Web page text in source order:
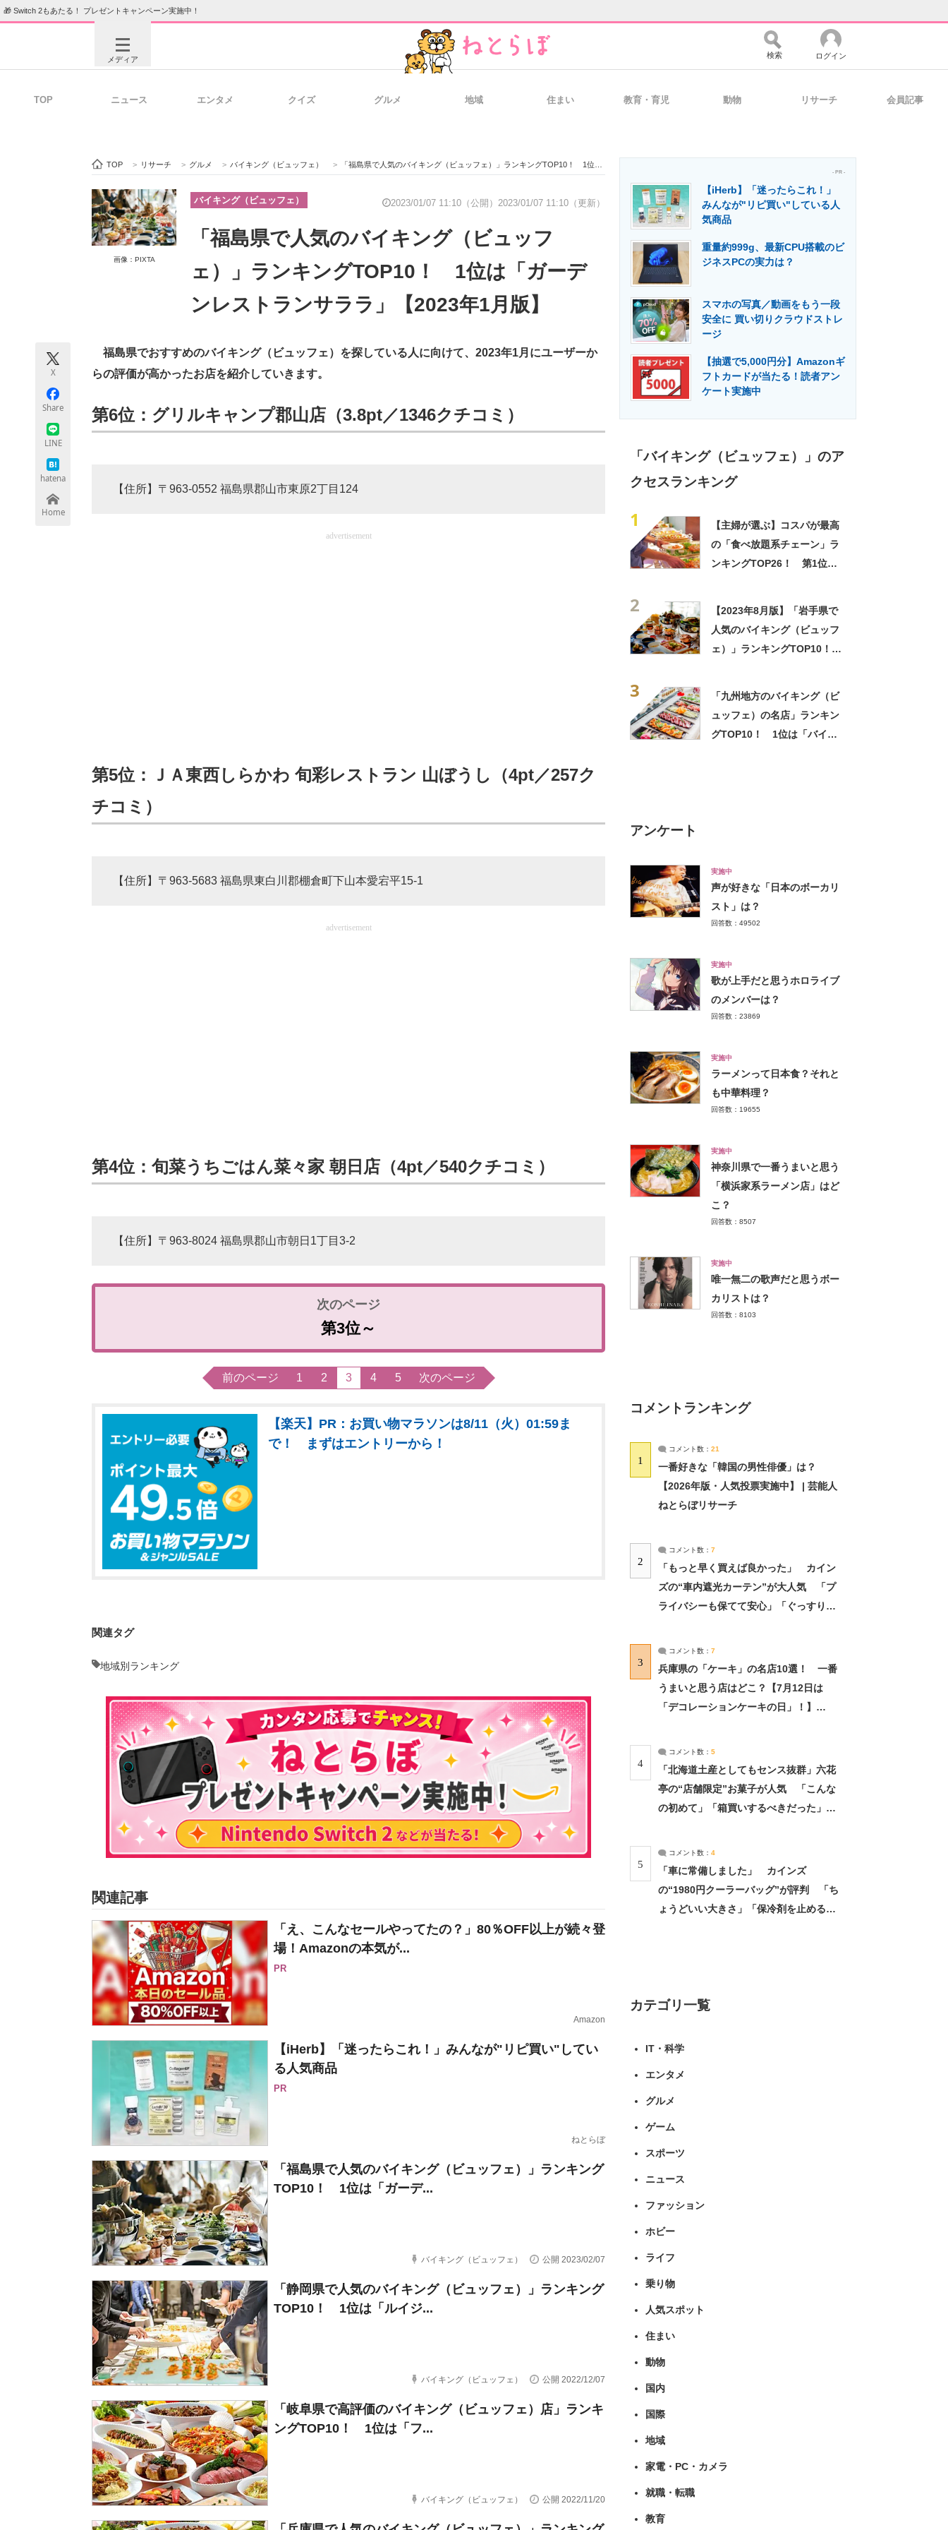
🎁 Switch 2もあたる！ プレゼントキャンペーン実施中！
メディア
ビジネスと働き方のヒント AI活用のいまが分かる 経営リーダーのコミュニティ マーケ×ITの今がよく分かる
ITエンジニア向け専門サイト 製造業のIT導入・活用を支援
エネルギーの専門メディア 建設×テクノロジーの最前線
検索 ログイン
TOP ニュース エンタメ クイズ グルメ 地域 住まい 教育・育児 動物 リサーチ 会員記事
TOP > リサーチ > グルメ > バイキング（ビュッフェ） > 「福島県で人気のバイキング（ビュッフェ）」ランキングTOP10！ 1位は「ガーデンレストランサララ」【2023年1月版】
画像：PIXTA
バイキング（ビュッフェ） 2023/01/07 11:10（公開） 2023/01/07 11:10（更新）
「福島県で人気のバイキング（ビュッフ
ェ）」ランキングTOP10！ 1位は「ガーデ
ンレストランサララ」【2023年1月版】
X
Share
LINE
hatena
Home
福島県でおすすめのバイキング（ビュッフェ）を探している人に向けて、2023年1月にユーザーか
らの評価が高かったお店を紹介していきます。
第6位：グリルキャンプ郡山店（3.8pt／1346クチコミ）
【住所】〒963-0552 福島県郡山市東原2丁目124
advertisement
第5位：ＪＡ東西しらかわ 旬彩レストラン 山ぼうし（4pt／257ク
チコミ）
【住所】〒963-5683 福島県東白川郡棚倉町下山本愛宕平15-1
advertisement
第4位：旬菜うちごはん菜々家 朝日店（4pt／540クチコミ）
【住所】〒963-8024 福島県郡山市朝日1丁目3-2
第3位～
前のページ 1 2 3 4 5 次のページ
【楽天】PR：お買い物マラソンは8/11（火）01:59ま
で！ まずはエントリーから！
関連タグ
地域別ランキング
関連記事
「え、こんなセールやってたの？」80％OFF以上が続々登
場！Amazonの本気が...
PR
Amazon
【iHerb】「迷ったらこれ！」みんなが"リピ買い"してい
る人気商品
PR
ねとらぼ
「福島県で人気のバイキング（ビュッフェ）」ランキング
TOP10！ 1位は「ガーデ...
バイキング（ビュッフェ） 公開 2023/02/07
「静岡県で人気のバイキング（ビュッフェ）」ランキング
TOP10！ 1位は「ルイジ...
バイキング（ビュッフェ） 公開 2022/12/07
「岐阜県で高評価のバイキング（ビュッフェ）店」ランキ
ングTOP10！ 1位は「フ...
バイキング（ビュッフェ） 公開 2022/11/20
- PR -
【iHerb】「迷ったらこれ！」
みんなが"リピ買い"している人
気商品
重量約999g、最新CPU搭載のビ
ジネスPCの実力は？
スマホの写真／動画をもう一段
安全に 買い切りクラウドストレ
ージ
【抽選で5,000円分】Amazonギ
フトカードが当たる！読者アン
ケート実施中
「バイキング（ビュッフェ）」のア
クセスランキング
1
【主婦が選ぶ】コスパが最高
の「食べ放題系チェーン」ラ
ンキングTOP26！ 第1位は
2
【2023年8月版】「岩手県で
人気のバイキング（ビュッフ
ェ）」ランキングTOP10！
3
「九州地方のバイキング（ビ
ュッフェ）の名店」ランキン
グTOP10！ 1位は「バイキ
アンケート
実施中
声が好きな「日本のボーカリ
スト」は？
回答数：49502
実施中
歌が上手だと思うホロライブ
のメンバーは？
回答数：23869
実施中
ラーメンって日本食？それと
も中華料理？
回答数：19655
実施中
神奈川県で一番うまいと思う
「横浜家系ラーメン店」はど
こ？
回答数：8507
実施中
唯一無二の歌声だと思うボー
カリストは？
回答数：8103
コメントランキング
1
コメント数： 21
一番好きな「韓国の男性俳優」は？
【2026年版・人気投票実施中】 | 芸能人
ねとらぼリサーチ
2
コメント数： 7
「もっと早く買えば良かった」 カイン
ズの“車内遮光カーテン”が大人気 「プ
ライバシーも保てて安心」「ぐっすり眠
3
コメント数： 7
兵庫県の「ケーキ」の名店10選！ 一番
うまいと思う店はどこ？【7月12日は
「デコレーションケーキの日」！】
4
コメント数： 5
「北海道土産としてもセンス抜群」六花
亭の“店舗限定”お菓子が人気 「こんな
の初めて」「箱買いするべきだった」
5
コメント数： 4
「車に常備しました」 カインズ
の“1980円クーラーバッグ”が評判 「ち
ょうどいい大きさ」「保冷剤を止めるベ
カテゴリ一覧
IT・科学
エンタメ
グルメ
ゲーム
スポーツ
ニュース
ファッション
ホビー
ライフ
乗り物
人気スポット
住まい
動物
国内
国際
地域
家電・PC・カメラ
就職・転職
教育